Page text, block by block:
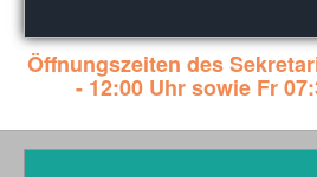
Öffnungszeiten des
- 12:00 Uhr sowie Fr